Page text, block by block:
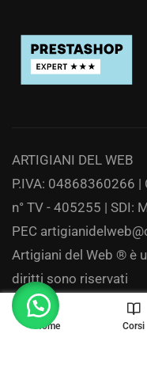
ARTIGIANI DEL WEB
P.IVA: 04868360266 |
n° TV - 405255 | SDI:
PEC
Artigiani del Web ® è
diritti sono riservati
Privacy
Home Corsi